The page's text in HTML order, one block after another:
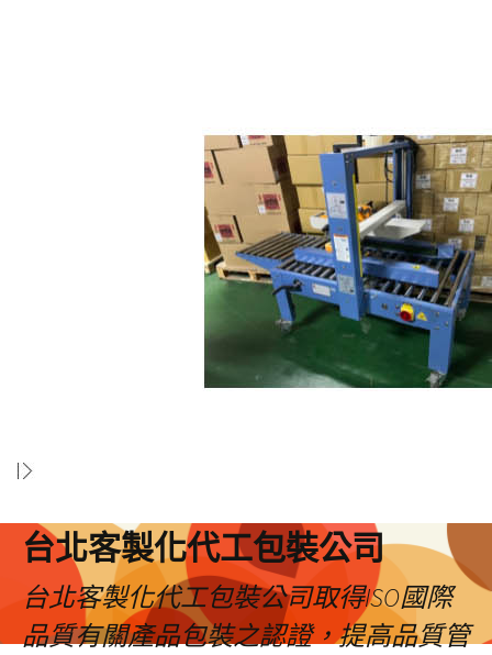
台北客製化代工包裝公司
台北客製化代工包裝公司取得ISO國際
品質有關產品包裝之認證，提高品質管